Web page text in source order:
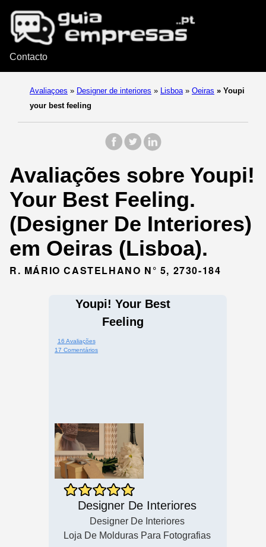
Contacto
Avaliaçoes » Designer de interiores » Lisboa » Oeiras » Youpi
your best feeling
Avaliações sobre Youpi!
Your Best Feeling.
(Designer De Interiores)
em Oeiras (Lisboa).
R. MÁRIO CASTELHANO N° 5, 2730-184
Youpi! Your Best
Feeling
16 Avaliações
17 Comentários
Designer De Interiores
Designer De Interiores
Loja De Molduras Para Fotografias